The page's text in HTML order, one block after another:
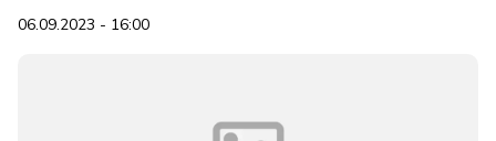
06.09.2023 - 16:00